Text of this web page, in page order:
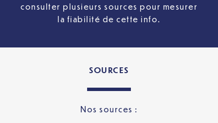
consulter plusieurs sources pour mesurer
la fiabilité de cette info.
SOURCES
Nos sources :